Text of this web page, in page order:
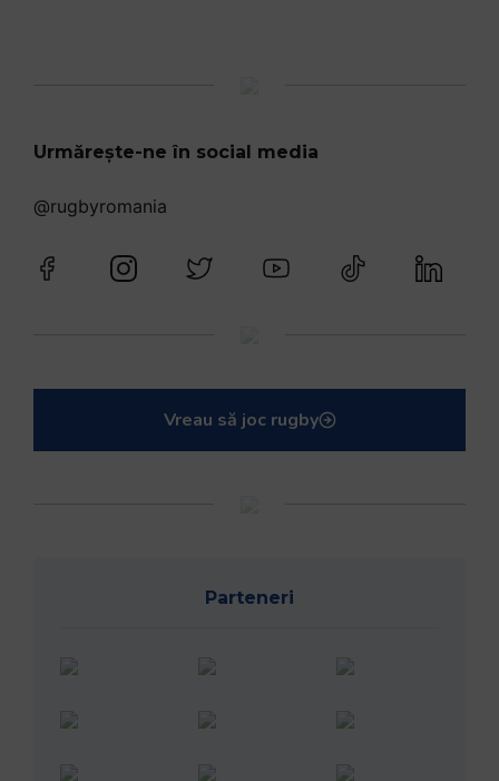
Urmărește-ne în social media
@rugbyromania
Vreau să joc rugby
Parteneri